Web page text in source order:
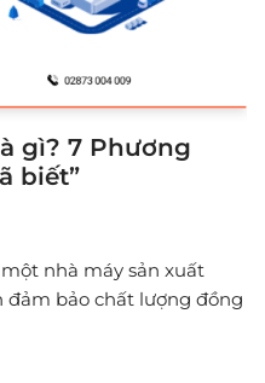
gì? 7 Phương
biết”
nhà máy sản xuất
đảm bảo chất lượng đồng